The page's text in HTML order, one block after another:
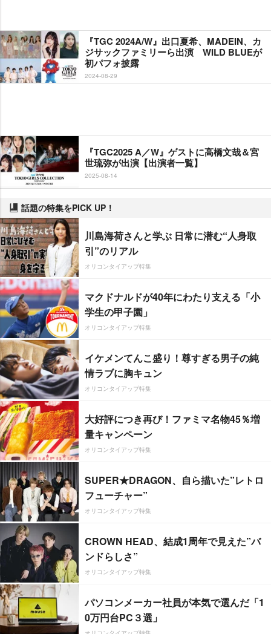
『TGC 2024A/W』出口夏希、MADEIN、カ
ジサックファミリーら出演 WILD BLUEが
初パフォ披露
2024-08-29
『TGC2025 A／W』ゲストに高橋文哉＆宮
世琉弥が出演【出演者一覧】
2025-08-14
話題の特集をPICK UP！
川島海荷さんと学ぶ 日常に潜む“人身取
引”のリアル
オリコンタイアップ特集
マクドナルドが40年にわたり支える「小
学生の甲子園」
オリコンタイアップ特集
イケメンてんこ盛り！尊すぎる男子の純
情ラブに胸キュン
オリコンタイアップ特集
大好評につき再び！ファミマ名物45％増
量キャンペーン
オリコンタイアップ特集
SUPER★DRAGON、自ら描いた”レトロ
フューチャー”
オリコンタイアップ特集
CROWN HEAD、結成1周年で見えた”バ
ンドらしさ”
オリコンタイアップ特集
パソコンメーカー社員が本気で選んだ「1
0万円台PC３選」